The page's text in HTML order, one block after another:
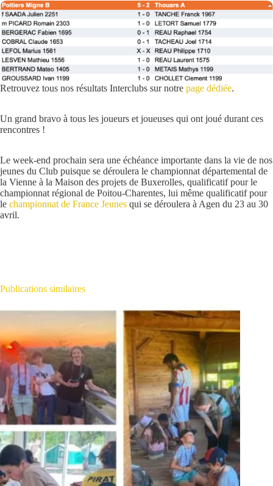
Retrouvez tous nos résultats Interclubs sur notre page dédiée.
Un grand bravo à tous les joueurs et joueuses qui ont joué durant ces
rencontres !
Le week-end prochain sera une échéance importante dans la vie de nos
jeunes du Club puisque se déroulera le championnat départemental de
la Vienne à la Maison des projets de Buxerolles, qualificatif pour le
championnat régional de Poitou-Charentes, lui même qualificatif pour
le championnat de France Jeunes qui se déroulera à Agen du 23 au 30
avril.
Publications similaires